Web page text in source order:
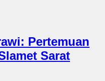
Pertemuan
Sarat